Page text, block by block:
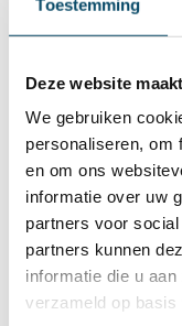
Toestemming
Deze website
We gebruiken
personaliseren, om
en om ons
informatie over uw
partners voor
partners kunnen
informatie die u
verzameld op
en alles is
zoals een
Steven treedt
“Het is
Ik werk
naar hier
het is